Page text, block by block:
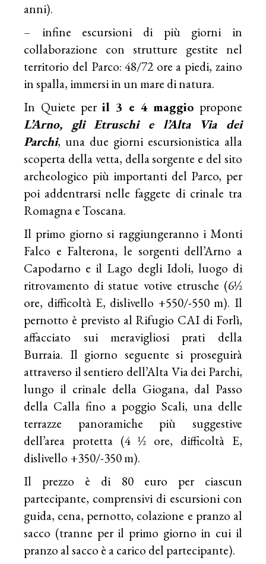
anni).
– infine escursioni di più giorni in
collaborazione con strutture gestite nel
territorio del Parco: 48/72 ore a piedi, zaino
in spalla, immersi in un mare di natura.
In Quiete peril 3 e 4 maggio propone
L’Arno, gli Etruschi e l’Alta Via dei
Parchi, una due giorni escursionistica alla
scoperta della vetta, della sorgente e del sito
archeologico più importanti del Parco, per
poi addentrarsi nelle faggete di crinale tra
Romagna e Toscana.
Il primo giorno si raggiungeranno i Monti
Falco e Falterona, le sorgenti dell’Arno a
Capodarno e il Lago degli Idoli, luogo di
ritrovamento di statue votive etrusche (6½
ore, difficoltà E, dislivello +550/-550 m). Il
pernotto è previsto al Rifugio CAI di Forlì,
affacciato sui meravigliosi prati della
Burraia. Il giorno seguente si proseguirà
attraverso il sentiero dell’Alta Via dei Parchi,
lungo il crinale della Giogana, dal Passo
della Calla fino a poggio Scali, una delle
terrazze panoramiche più suggestive
dell’area protetta (4 ½ ore, difficoltà E,
dislivello +350/-350 m).
Il prezzo è di 80 euro per ciascun
partecipante, comprensivi di escursioni con
guida, cena, pernotto, colazione e pranzo al
sacco (tranne per il primo giorno in cui il
pranzo al sacco è a carico del partecipante).